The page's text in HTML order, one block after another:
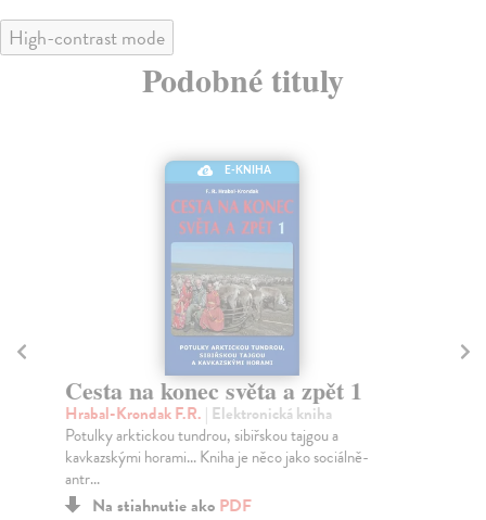
High-contrast mode
Podobné tituly
E-KNIHA
Cesta na konec světa a zpět 1
Hrabal-Krondak F.R. | Elektronická kniha
Potulky arktickou tundrou, sibiřskou tajgou a
kavkazskými horami... Kniha je něco jako sociálně-
antr...
Na stiahnutie ako PDF